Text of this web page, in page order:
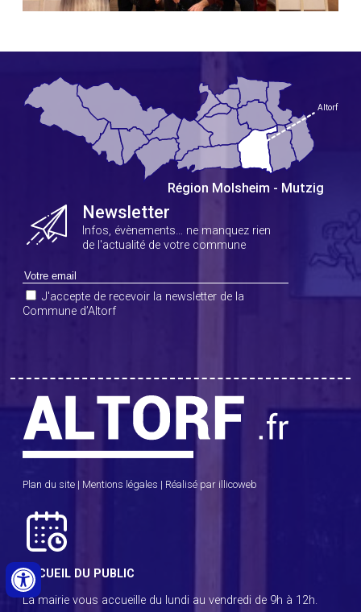
Newsletter
Infos, évènements… ne manquez rien
de l'actualité de votre commune
J'accepte de recevoir la newsletter de la
Commune d’Altorf
Plan du site | Mentions légales | Réalisé par illicoweb
ACCUEIL DU PUBLIC
La mairie vous accueille du lundi au vendredi de 9h à 12h.